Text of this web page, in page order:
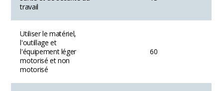
travail
Utiliser le matériel,
l'outillage et
l'équipement léger
motorisé et non
motorisé
60